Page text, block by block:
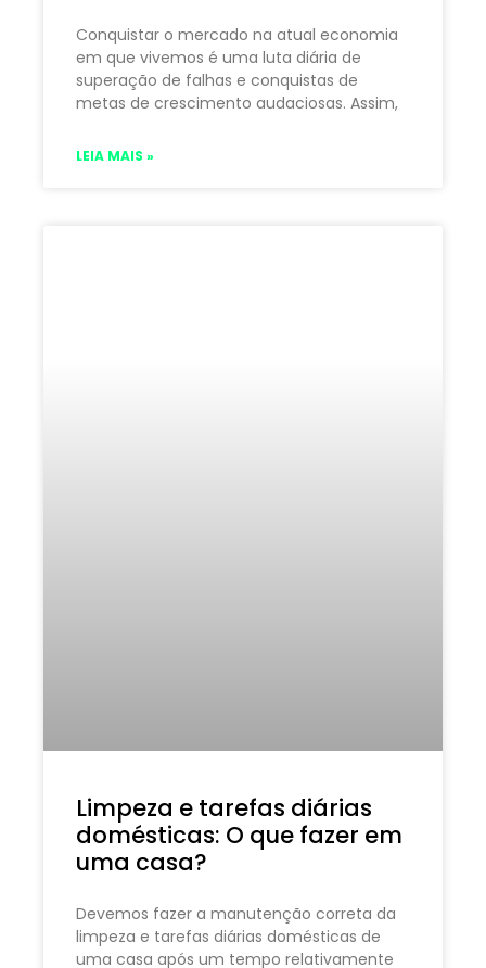
Conquistar o mercado na atual economia
em que vivemos é uma luta diária de
superação de falhas e conquistas de
metas de crescimento audaciosas. Assim,
LEIA MAIS »
Limpeza e tarefas diárias
domésticas: O que fazer em
uma casa?
Devemos fazer a manutenção correta da
limpeza e tarefas diárias domésticas de
uma casa após um tempo relativamente